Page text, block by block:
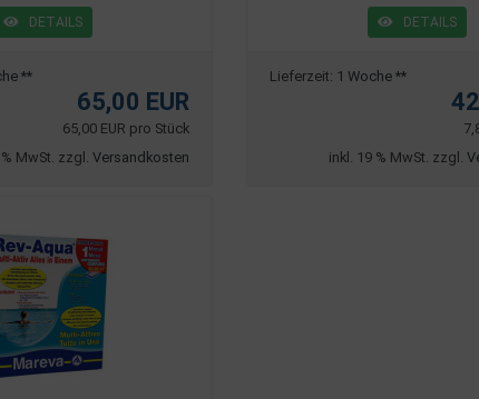
DETAILS
**
65,00 EUR
65,00 EUR pro Stück
MwSt. zzgl. Versandkosten
DETAILS
Lieferzeit: 1 Woche **
inkl. 19 % MwSt. zzgl.